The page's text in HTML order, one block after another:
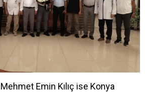
Emin Kılıç ise Konya